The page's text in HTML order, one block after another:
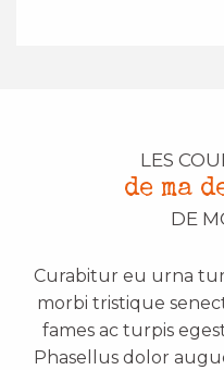
LES
de ma
DE
Curabitur eu urna
morbi tristique
fames ac turpis
Phasellus dolor